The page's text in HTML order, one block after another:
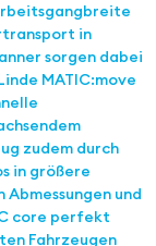
in
sorgen dabei
MATIC:move
zudem durch
in größere
und
core perfekt
Fahrzeugen